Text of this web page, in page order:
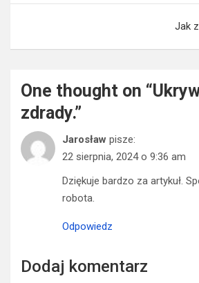
Jak
One thought on “
zdrady.”
Jarosław pisze:
22 sierpnia, 2024 o 9:36 am
Dziękuje bardzo za artykuł.
robota.
Odpowiedz
Dodaj komentarz